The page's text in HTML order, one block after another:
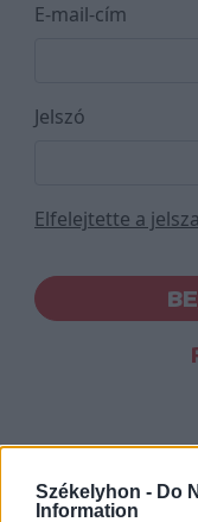
Székelyhon - Do
Information
E-mail-cím
Jelszó
Elfelejtette a